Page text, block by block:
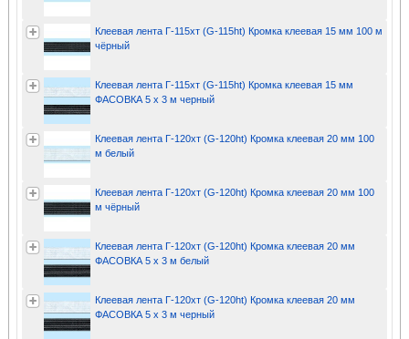
Клеевая лента Г-115хт (G-115ht) Кромка клеевая 15 мм 100 м
чёрный
Клеевая лента Г-115хт (G-115ht) Кромка клеевая 15 мм
ФАСОВКА 5 х 3 м черный
Клеевая лента Г-120хт (G-120ht) Кромка клеевая 20 мм 100
м белый
Клеевая лента Г-120хт (G-120ht) Кромка клеевая 20 мм 100
м чёрный
Клеевая лента Г-120хт (G-120ht) Кромка клеевая 20 мм
ФАСОВКА 5 х 3 м белый
Клеевая лента Г-120хт (G-120ht) Кромка клеевая 20 мм
ФАСОВКА 5 х 3 м черный